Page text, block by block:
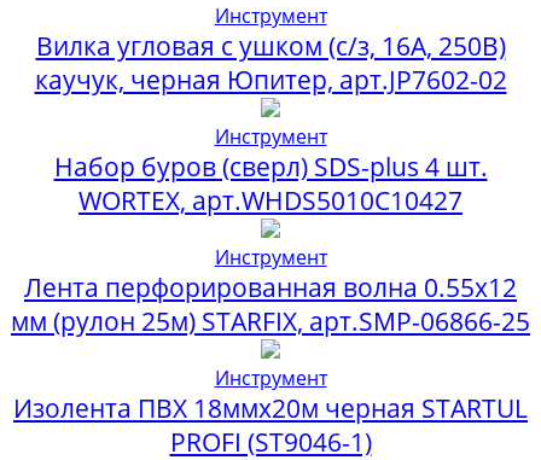
Инструмент
Вилка угловая с ушком (с/з, 16А, 250В)
каучук, черная Юпитер, арт.JP7602-02
Инструмент
Набор буров (сверл) SDS-plus 4 шт.
WORTEX, арт.WHDS5010C10427
Инструмент
Лента перфорированная волна 0.55х12
мм (рулон 25м) STARFIX, арт.SMP-06866-25
Инструмент
Изолента ПВХ 18ммх20м черная STARTUL
PROFI (ST9046-1)